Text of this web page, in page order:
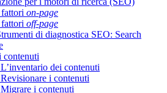
on-page
off-page
di diagnostica SEO: Search
contenuti
dei contenuti
i contenuti
i contenuti